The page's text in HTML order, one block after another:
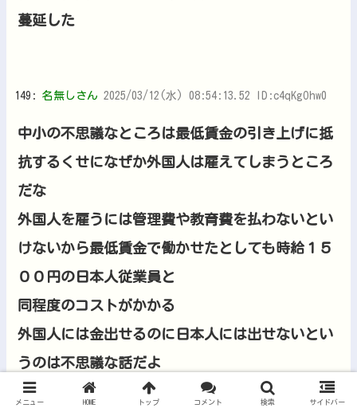
蔓延した
149: 名無しさん 2025/03/12(水) 08:54:13.52 ID:c4qKgOhw0
中小の不思議なところは最低賃金の引き上げに抵
抗するくせになぜか外国人は雇えてしまうところ
だな
外国人を雇うには管理費や教育費を払わないとい
けないから最低賃金で働かせたとしても時給１５
００円の日本人従業員と
同程度のコストがかかる
外国人には金出せるのに日本人には出せないとい
うのは不思議な話だよ
メニュー HOME トップ コメント 検索 サイドバー